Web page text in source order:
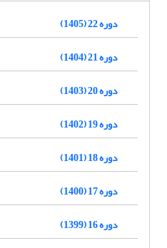
دوره 22 (1405)
دوره 21 (1404)
دوره 20 (1403)
دوره 19 (1402)
دوره 18 (1401)
دوره 17 (1400)
دوره 16 (1399)